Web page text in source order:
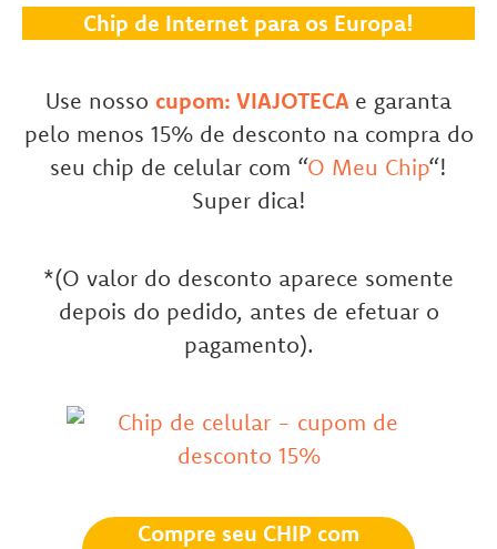
Chip de Internet para os Europa!
Use nosso cupom: VIAJOTECA e garanta
pelo menos 15% de desconto na compra do
seu chip de celular com “O Meu Chip“!
Super dica!
*(O valor do desconto aparece somente
depois do pedido, antes de efetuar o
pagamento).
Compre seu CHIP com